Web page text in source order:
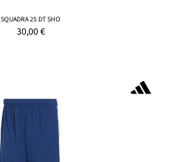
SQUADRA 25 DT SHO
30,00€